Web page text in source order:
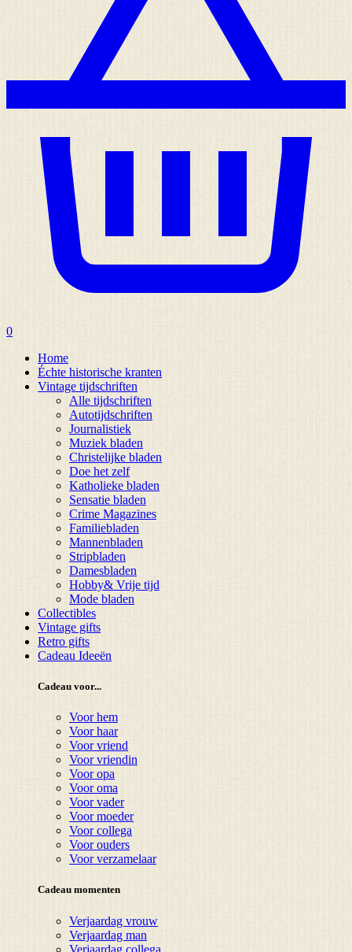
0
Home
Échte historische kranten
Vintage tijdschriften
Alle tijdschriften
Autotijdschriften
Journalistiek
Muziek bladen
Christelijke bladen
Doe het zelf
Katholieke bladen
Sensatie bladen
Crime Magazines
Familiebladen
Mannenbladen
Stripbladen
Damesbladen
Hobby& Vrije tijd
Mode bladen
Collectibles
Vintage gifts
Retro gifts
Cadeau Ideeën
Cadeau voor...
Voor hem
Voor haar
Voor vriend
Voor vriendin
Voor opa
Voor oma
Voor vader
Voor moeder
Voor collega
Voor ouders
Voor verzamelaar
Cadeau momenten
Verjaardag vrouw
Verjaardag man
Verjaardag collega